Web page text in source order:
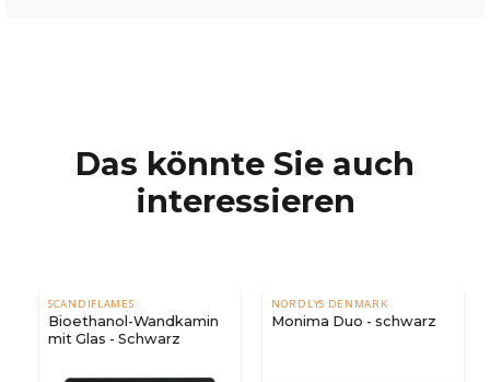
Das könnte Sie auch
interessieren
SCANDIFLAMES
Bioethanol-Wandkamin
mit Glas - Schwarz
NORDLYS DENMARK
Monima Duo - schwarz